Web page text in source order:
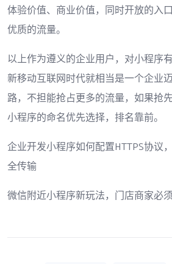
体验价值、商业价值，同时开放的入
优质的流量。
以上作为遵义的企业用户，对小程序
新移动互联网时代就相当是一个企业
路，不担能抢占更多的流量，如果抢
小程序的命名优先选择，排名靠前。
企业开发小程序如何配置HTTPS协议
全传输
微信附近小程序新玩法，门店商家必